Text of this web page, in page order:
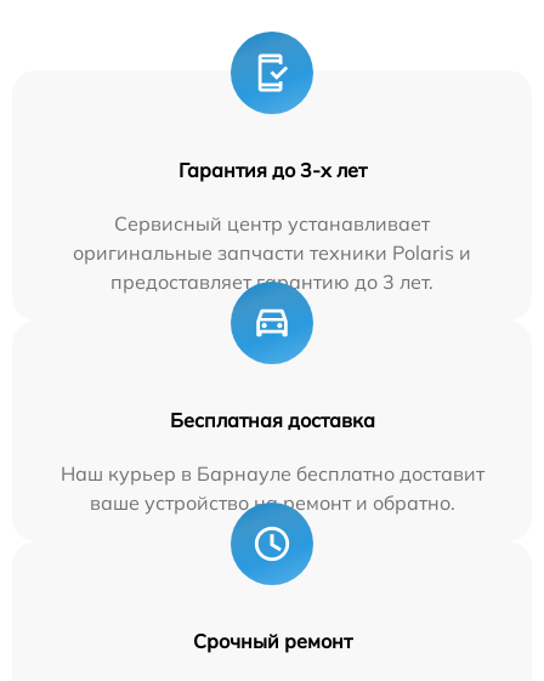
Гарантия до 3-х лет
Сервисный центр устанавливает
оригинальные запчасти техники Polaris и
предоставляет гарантию до 3 лет.
Бесплатная доставка
Наш курьер в Барнауле бесплатно доставит
ваше устройство на ремонт и обратно.
Срочный ремонт